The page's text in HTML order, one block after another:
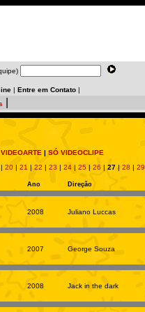
| Entre em Contato |
| SÓ VIDEOCLIPE
| 20 | 21 | 22 | 23 | 24 | 25 | 26 | 27 | 28 | 29
Ano Direção
2008 Juliano Luccas
2007 George Souza
2008 Jack in the dark